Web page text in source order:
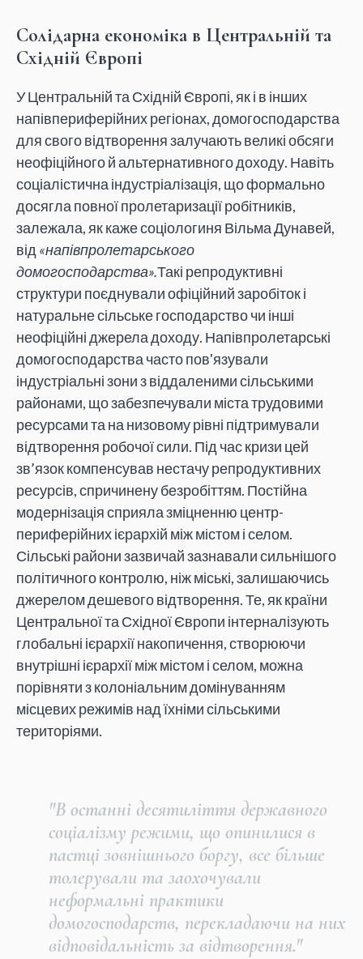
Солідарна економіка в Центральній та
Східній Європі
У Центральній та Східній Європі, як і в інших
напівпериферійних регіонах, домогосподарства
для свого відтворення залучають великі обсяги
неофіційного й альтернативного доходу. Навіть
соціалістична індустріалізація, що формально
досягла повної пролетаризації робітників,
залежала, як каже соціологиня Вільма Дунавей,
від «напівпролетарського
домогосподарства».Такі репродуктивні
структури поєднували офіційний заробіток і
натуральне сільське господарство чи інші
неофіційні джерела доходу. Напівпролетарські
домогосподарства часто пов'язували
індустріальні зони з віддаленими сільськими
районами, що забезпечували міста трудовими
ресурсами та на низовому рівні підтримували
відтворення робочої сили. Під час кризи цей
зв’язок компенсував нестачу репродуктивних
ресурсів, спричинену безробіттям. Постійна
модернізація сприяла зміцненню центр-
периферійних ієрархій між містом і селом.
Сільські райони зазвичай зазнавали сильнішого
політичного контролю, ніж міські, залишаючись
джерелом дешевого відтворення. Те, як країни
Центральної та Східної Європи інтерналізують
глобальні ієрархії накопичення, створюючи
внутрішні ієрархії між містом і селом, можна
порівняти з колоніальним домінуванням
місцевих режимів над їхніми сільськими
територіями.
"В останні десятиліття державного
соціалізму режими, що опинилися в
пастці зовнішнього боргу, все більше
толерували та заохочували
неформальні практики
домогосподарств, перекладаючи на них
відповідальність за відтворення."